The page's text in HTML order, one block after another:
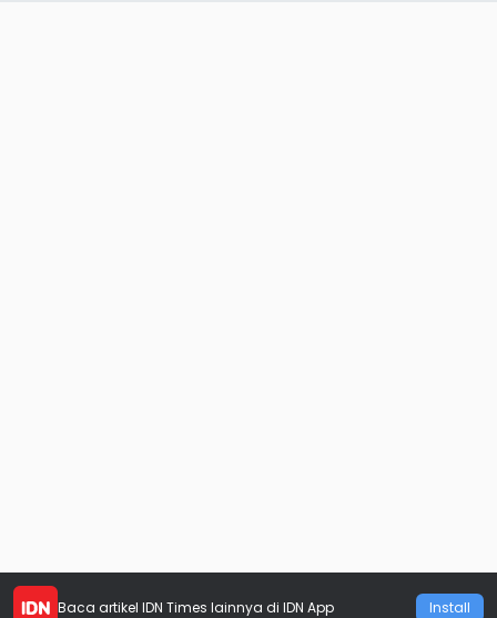
Baca artikel IDN Times lainnya di IDN App Install